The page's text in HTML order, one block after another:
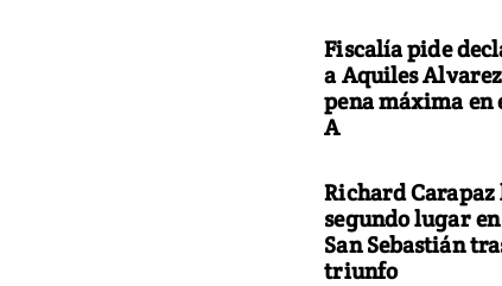
Fiscalía pide
a Aquiles
pena máxima en
A
Richard Carapaz
segundo lugar
San Sebastián
triunfo